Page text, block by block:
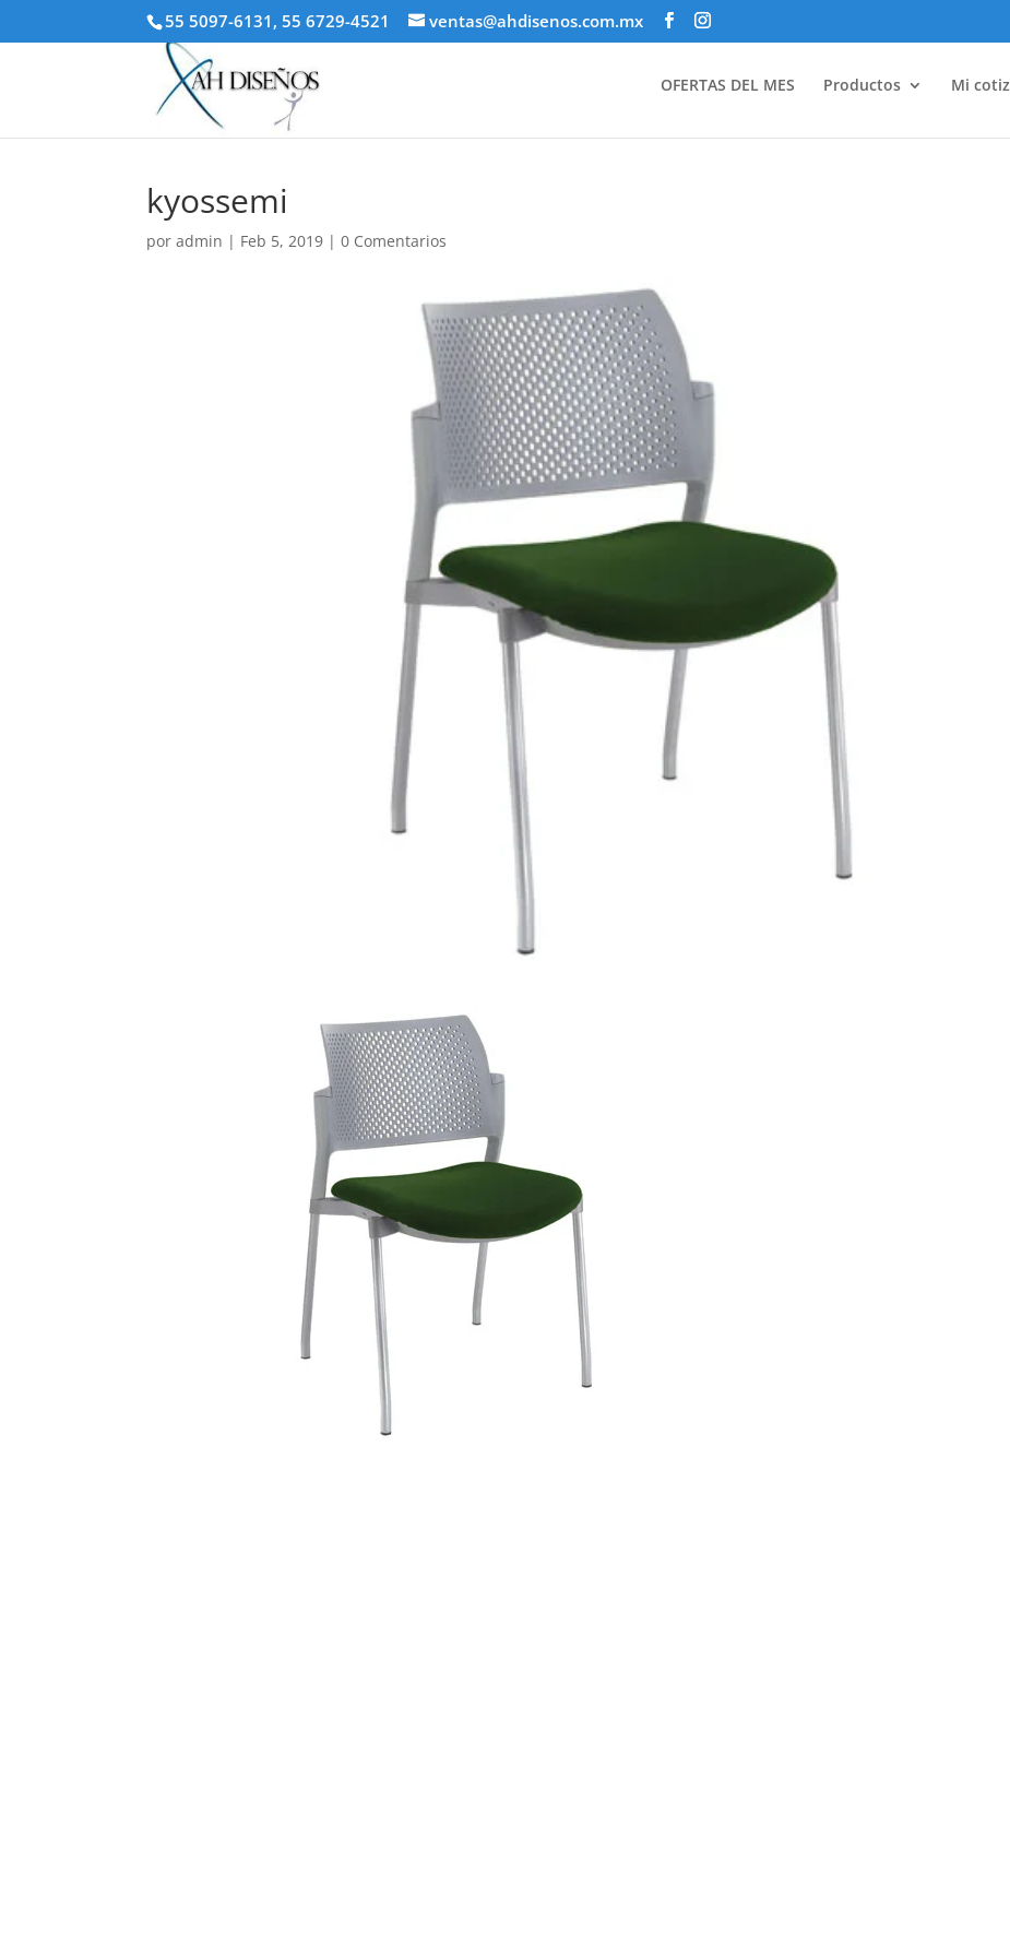
55 5097-6131, 55 6729-4521 ventas@ahdisenos.com.mx
OFERTAS DEL MES Productos Mi
kyossemi
poradmin | Feb 5, 2019 |0 Comentarios